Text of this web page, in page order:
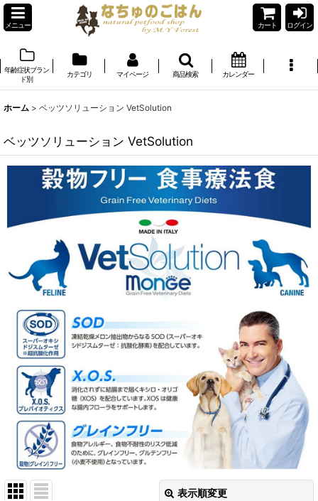
メニュー カート ログイン
年齢症状ブラン
ド別
カテゴリ マイページ 商品検索 カレンダー
ホーム > ベッツソリューション VetSolution
ベッツソリューション VetSolution
表示順変更